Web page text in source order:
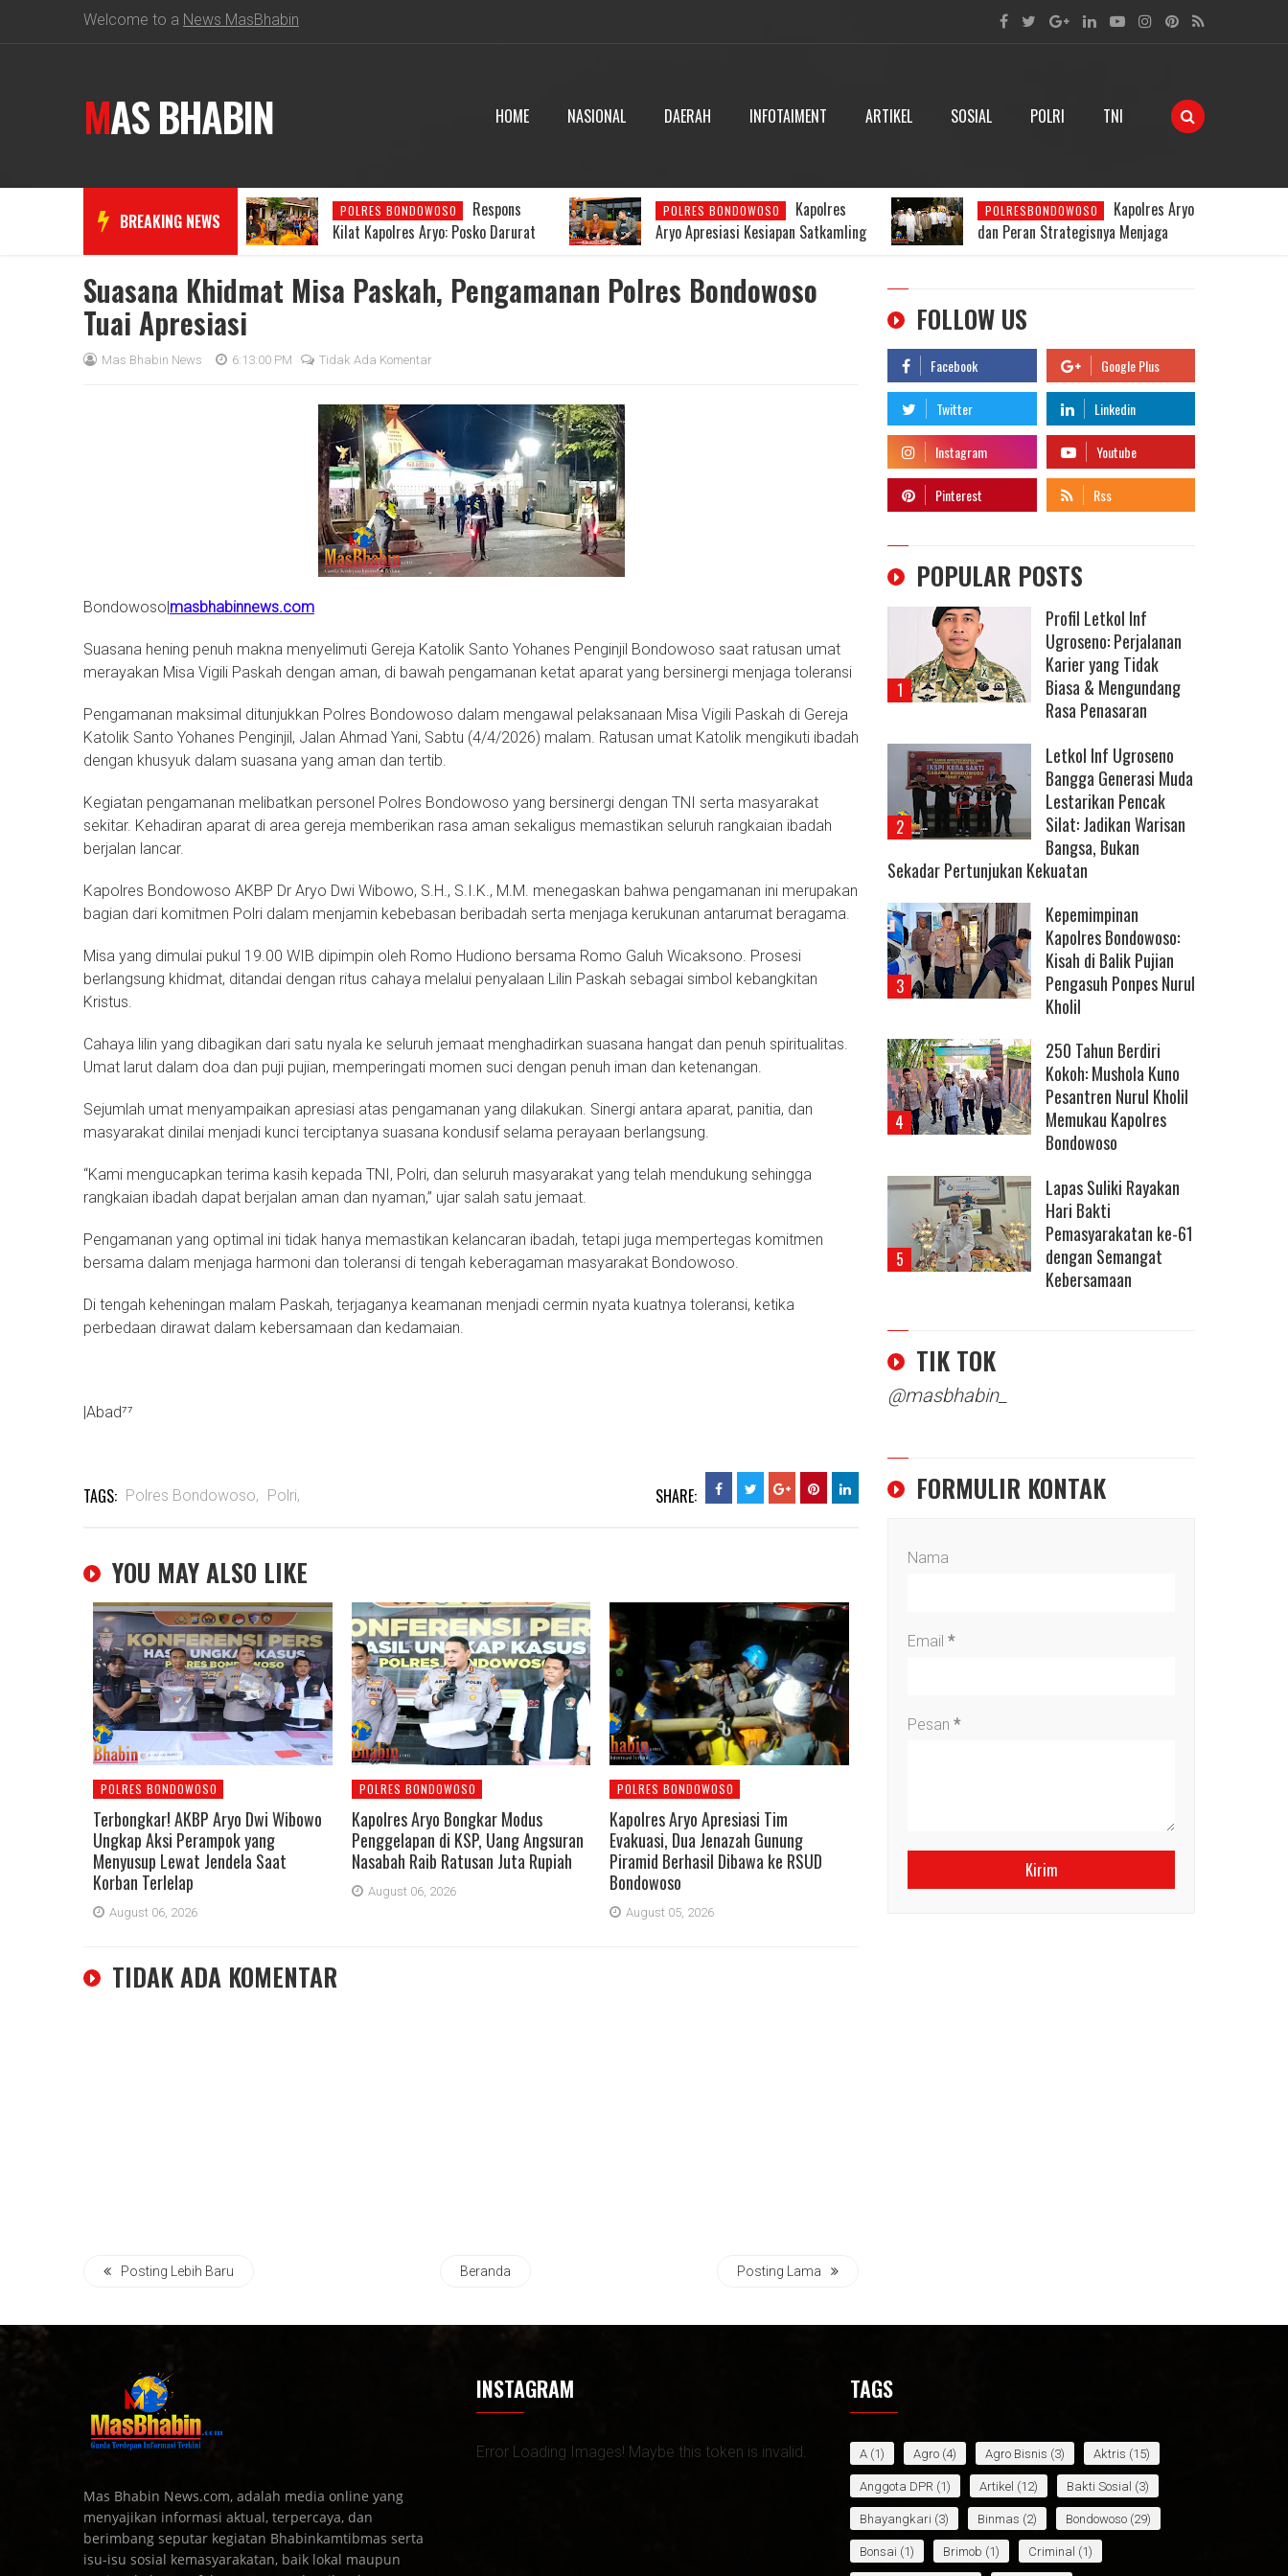
Welcome to a News MasBhabin
MAS BHABIN HOME NASIONAL DAERAH INFOTAIMENT ARTIKEL SOSIAL POLRI TNI
BREAKING NEWS
POLRES BONDOWOSO
Respons
Kilat Kapolres Aryo: Posko Darurat
Dibentuk, Pencarian Pendaki Hilang
POLRES BONDOWOSO
Kapolres
Aryo Apresiasi Kesiapan Satkamling
POLRESBONDOWOSO
Kapolres Aryo
dan Peran Strategisnya Menjaga
POLRES BONDOWOSO
Dari Desa
Besuk Menguatkan Pangan Nasional,
Suasana Khidmat Misa Paskah, Pengamanan Polres Bondowoso
Tuai Apresiasi
Mas Bhabin News 6:13:00 PM Tidak Ada Komentar
Bondowoso|masbhabinnews.com
Suasana hening penuh makna menyelimuti Gereja Katolik Santo Yohanes Penginjil Bondowoso saat ratusan umat
merayakan Misa Vigili Paskah dengan aman, di bawah pengamanan ketat aparat yang bersinergi menjaga toleransi
Pengamanan maksimal ditunjukkan Polres Bondowoso dalam mengawal pelaksanaan Misa Vigili Paskah di Gereja
Katolik Santo Yohanes Penginjil, Jalan Ahmad Yani, Sabtu (4/4/2026) malam. Ratusan umat Katolik mengikuti ibadah
dengan khusyuk dalam suasana yang aman dan tertib.
Kegiatan pengamanan melibatkan personel Polres Bondowoso yang bersinergi dengan TNI serta masyarakat
sekitar. Kehadiran aparat di area gereja memberikan rasa aman sekaligus memastikan seluruh rangkaian ibadah
berjalan lancar.
Kapolres Bondowoso AKBP Dr Aryo Dwi Wibowo, S.H., S.I.K., M.M. menegaskan bahwa pengamanan ini merupakan
bagian dari komitmen Polri dalam menjamin kebebasan beribadah serta menjaga kerukunan antarumat beragama.
Misa yang dimulai pukul 19.00 WIB dipimpin oleh Romo Hudiono bersama Romo Galuh Wicaksono. Prosesi
berlangsung khidmat, ditandai dengan ritus cahaya melalui penyalaan Lilin Paskah sebagai simbol kebangkitan
Kristus.
Cahaya lilin yang dibagikan dari satu nyala ke seluruh jemaat menghadirkan suasana hangat dan penuh spiritualitas.
Umat larut dalam doa dan puji pujian, memperingati momen suci dengan penuh iman dan ketenangan.
Sejumlah umat menyampaikan apresiasi atas pengamanan yang dilakukan. Sinergi antara aparat, panitia, dan
masyarakat dinilai menjadi kunci terciptanya suasana kondusif selama perayaan berlangsung.
“Kami mengucapkan terima kasih kepada TNI, Polri, dan seluruh masyarakat yang telah mendukung sehingga
rangkaian ibadah dapat berjalan aman dan nyaman,” ujar salah satu jemaat.
Pengamanan yang optimal ini tidak hanya memastikan kelancaran ibadah, tetapi juga mempertegas komitmen
bersama dalam menjaga harmoni dan toleransi di tengah keberagaman masyarakat Bondowoso.
Di tengah keheningan malam Paskah, terjaganya keamanan menjadi cermin nyata kuatnya toleransi, ketika
perbedaan dirawat dalam kebersamaan dan kedamaian.
|Abad⁷⁷
TAGS: Polres Bondowoso, Polri, SHARE:
YOU MAY ALSO LIKE
POLRES BONDOWOSO
Terbongkar! AKBP Aryo Dwi Wibowo
Ungkap Aksi Perampok yang
Menyusup Lewat Jendela Saat
Korban Terlelap
August 06, 2026
POLRES BONDOWOSO
Kapolres Aryo Bongkar Modus
Penggelapan di KSP, Uang Angsuran
Nasabah Raib Ratusan Juta Rupiah
August 06, 2026
POLRES BONDOWOSO
Kapolres Aryo Apresiasi Tim
Evakuasi, Dua Jenazah Gunung
Piramid Berhasil Dibawa ke RSUD
Bondowoso
August 05, 2026
TIDAK ADA KOMENTAR
Posting Lebih Baru Beranda Posting Lama
FOLLOW US
POPULAR POSTS
Profil Letkol Inf
Ugroseno: Perjalanan
Karier yang Tidak
Biasa & Mengundang
Rasa Penasaran
Letkol Inf Ugroseno
Bangga Generasi Muda
Lestarikan Pencak
Silat: Jadikan Warisan
Bangsa, Bukan
Sekadar Pertunjukan Kekuatan
Kepemimpinan
Kapolres Bondowoso:
Kisah di Balik Pujian
Pengasuh Ponpes Nurul
Kholil
250 Tahun Berdiri
Kokoh: Mushola Kuno
Pesantren Nurul Kholil
Memukau Kapolres
Bondowoso
Lapas Suliki Rayakan
Hari Bakti
Pemasyarakatan ke-61
dengan Semangat
Kebersamaan
TIK TOK
@masbhabin_
FORMULIR KONTAK
Nama
Email *
Pesan *
Mas Bhabin News.com, adalah media online yang
menyajikan informasi aktual, terpercaya, dan
berimbang seputar kegiatan Bhabinkamtibmas serta
isu-isu sosial kemasyarakatan, baik lokal maupun
INSTAGRAM
Error Loading Images! Maybe this token is invalid.
TAGS
A (1) Agro (4) Agro Bisnis (3) Aktris (15)
Anggota DPR (1) Artikel (12) Bakti Sosial (3)
Bhayangkari (3) Binmas (2) Bondowoso (29)
Bonsai (1) Brimob (1) Criminal (1)